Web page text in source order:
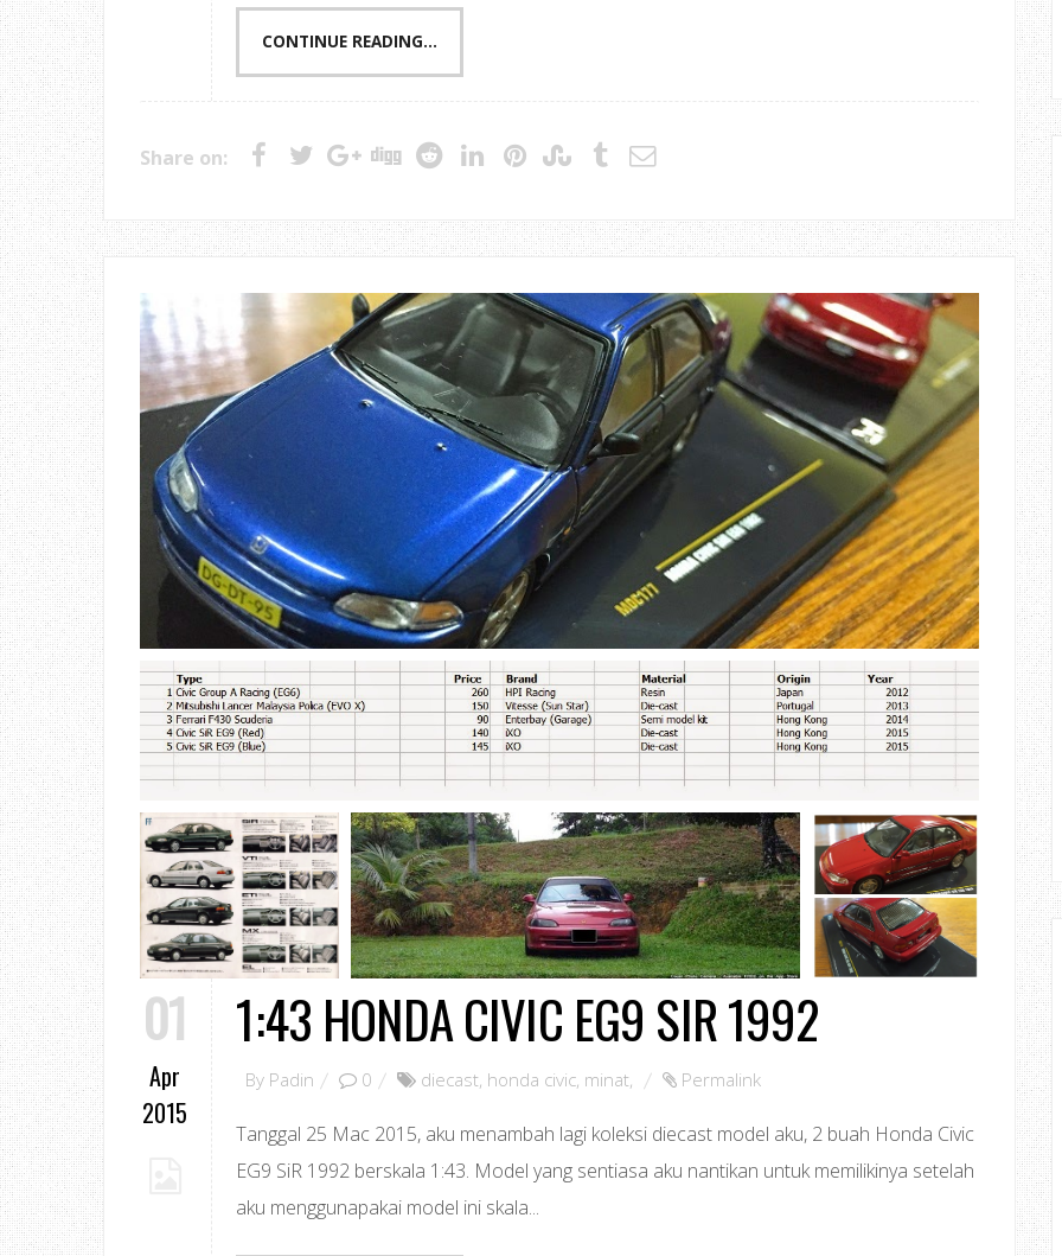
CONTINUE READING...
Share on:
01
Apr
2015
1:43 HONDA CIVIC EG9 SIR 1992
By Padin 0 diecast, honda civic, minat, Permalink
Tanggal 25 Mac 2015, aku menambah lagi koleksi diecast model aku, 2 buah Honda Civic
EG9 SiR 1992 berskala 1:43. Model yang sentiasa aku nantikan untuk memilikinya setelah
aku menggunapakai model ini skala...